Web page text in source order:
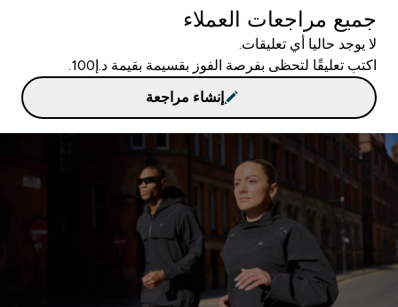
جميع مراجعات العملاء
لا يوجد حاليا أي تعليقات.
اكتب تعليقًا لتحظى بفرصة الفوز بقسيمة بقيمة د.إ100.
إنشاء مراجعة